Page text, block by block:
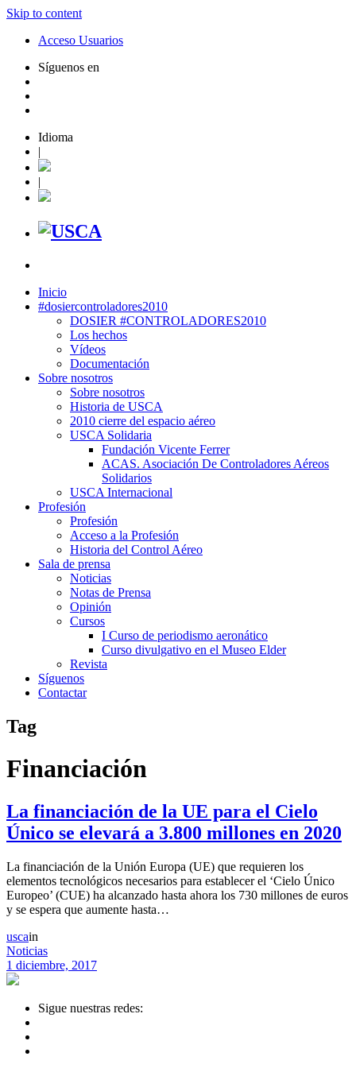
Skip to content
Acceso Usuarios
Síguenos en
Idioma
|
|
Inicio
#dosiercontroladores2010
DOSIER #CONTROLADORES2010
Los hechos
Vídeos
Documentación
Sobre nosotros
Sobre nosotros
Historia de USCA
2010 cierre del espacio aéreo
USCA Solidaria
Fundación Vicente Ferrer
ACAS. Asociación De Controladores Aéreos
Solidarios
USCA Internacional
Profesión
Profesión
Acceso a la Profesión
Historia del Control Aéreo
Sala de prensa
Noticias
Notas de Prensa
Opinión
Cursos
I Curso de periodismo aeronático
Curso divulgativo en el Museo Elder
Revista
Síguenos
Contactar
Tag
Financiación
La financiación de la UE para el Cielo
Único se elevará a 3.800 millones en 2020
La financiación de la Unión Europa (UE) que requieren los
elementos tecnológicos necesarios para establecer el ‘Cielo Único
Europeo’ (CUE) ha alcanzado hasta ahora los 730 millones de euros
y se espera que aumente hasta…
uscain
Noticias
1 diciembre, 2017
Sigue nuestras redes: